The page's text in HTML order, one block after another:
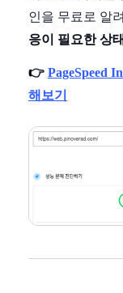
인을 무료로 알
응이 필요한 상
👉 PageSpeed
해보기